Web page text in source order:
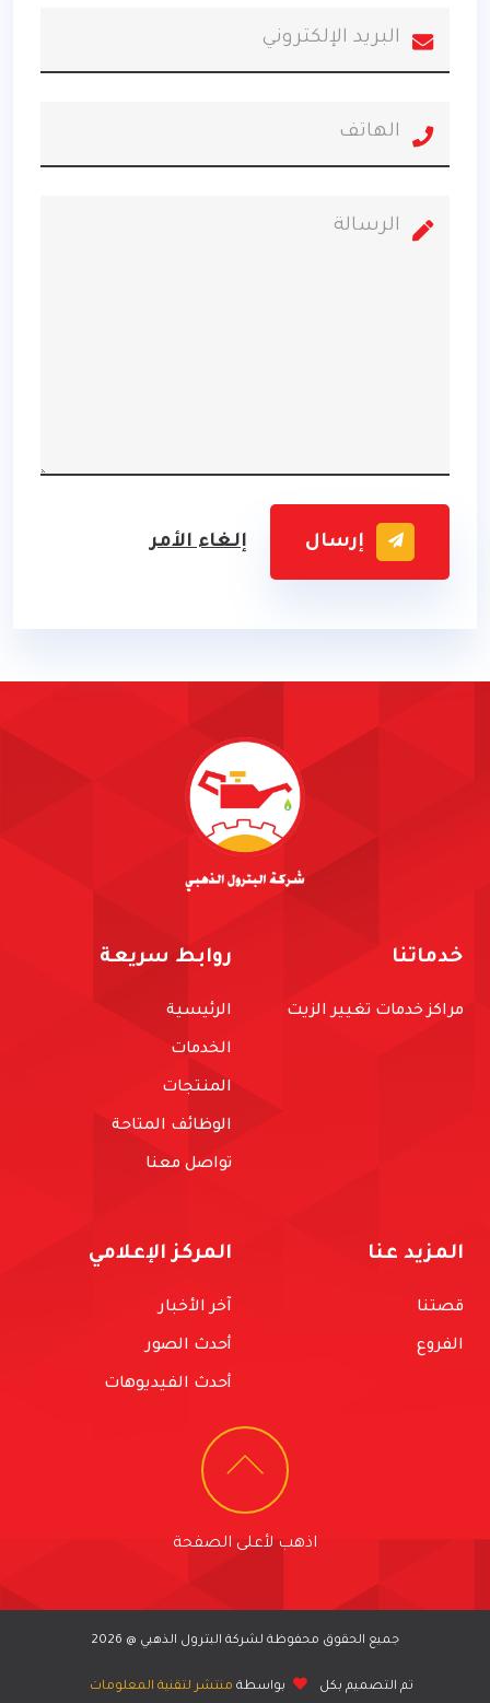
إرسال إلغاء الأمر
خدماتنا
مراكز خدمات تغيير الزيت
روابط سريعة
الرئيسية
الخدمات
المنتجات
الوظائف المتاحة
تواصل معنا
المزيد عنا
قصتنا
الفروع
المركز الإعلامي
آخر الأخبار
أحدث الصور
أحدث الفيديوهات
اذهب لأعلى الصفحة
جميع الحقوق محفوظة لشركة البترول الذهبي @ 2026
تم التصميم بكل بواسطة منتشر لتقنية المعلومات